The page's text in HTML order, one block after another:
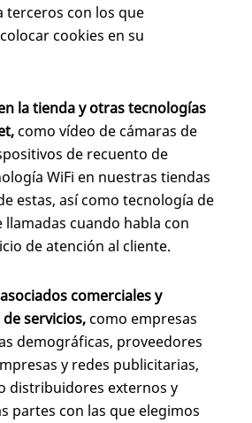
terceros con los que
cookies en su
la tienda y otras tecnologías
como vídeo de cámaras de
de recuento de
WiFi en nuestras tiendas
estas, así como tecnología de
llamadas cuando habla con
de atención al cliente.
comerciales y
servicios,como empresas
demográficas, proveedores
y redes publicitarias,
distribuidores externos y
partes con las que elegimos